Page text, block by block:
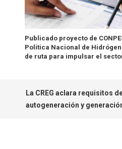
Publicado proyecto de
Política Nacional de
de ruta para impulsar el
La CREG aclara requisitos
autogeneración y